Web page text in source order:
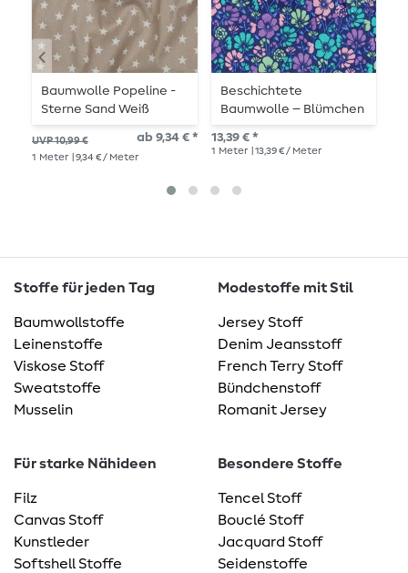
Baumwolle Popeline -
Sterne Sand Weiß
UVP 10,99 € ab 9,34 € *
1 Meter | 9,34 € / Meter
Beschichtete
Baumwolle – Blümchen
Blau
13,39 € *
1 Meter | 13,39 € / Meter
Stoffe für jeden Tag
Baumwollstoffe
Leinenstoffe
Viskose Stoff
Sweatstoffe
Musselin
Modestoffe mit Stil
Jersey Stoff
Denim Jeansstoff
French Terry Stoff
Bündchenstoff
Romanit Jersey
Für starke Nähideen
Filz
Canvas Stoff
Kunstleder
Softshell Stoffe
Besondere Stoffe
Tencel Stoff
Bouclé Stoff
Jacquard Stoff
Seidenstoffe